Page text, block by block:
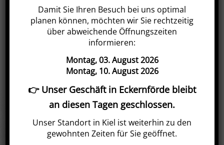
Social
Damit Sie Ihren Besuch bei uns optimal
planen können, möchten wir Sie rechtzeitig
über abweichende Öffnungszeiten
informieren:
Montag, 03. August 2026
Montag, 10. August 2026
👉 Unser Geschäft in Eckernförde bleibt
an diesen Tagen geschlossen.
Unser Standort in Kiel ist weiterhin zu den
gewohnten Zeiten für Sie geöffnet.